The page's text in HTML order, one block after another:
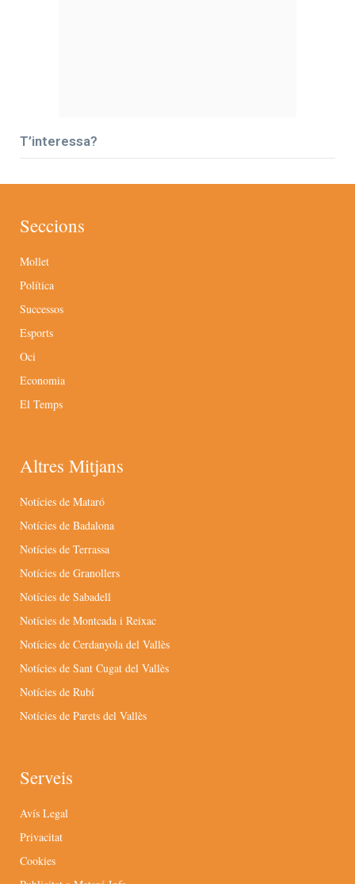
T’interessa?
Seccions
Mollet
Política
Successos
Esports
Oci
Economia
El Temps
Altres Mitjans
Notícies de Mataró
Notícies de Badalona
Notícies de Terrassa
Notícies de Granollers
Notícies de Sabadell
Notícies de Montcada i Reixac
Notícies de Cerdanyola del Vallès
Notícies de Sant Cugat del Vallès
Notícies de Rubí
Notícies de Parets del Vallès
Serveis
Avís Legal
Privacitat
Cookies